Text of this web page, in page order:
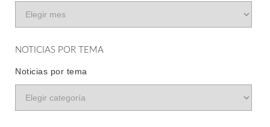
NOTICIAS POR TEMA
Noticias por tema